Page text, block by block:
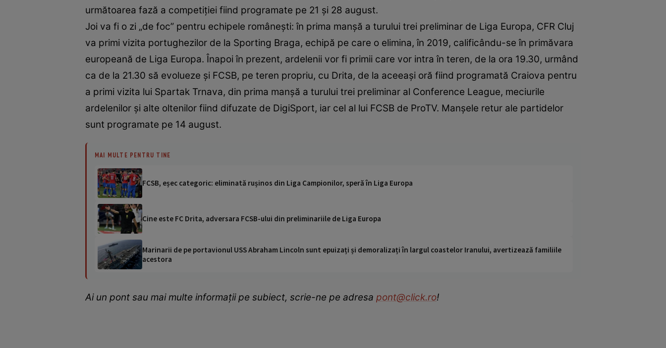
următoarea fază a competiției fiind programate pe 21 şi 28 august.
Joi va fi o zi „de foc” pentru echipele românești: în prima manșă a turului trei preliminar de Liga Europa, CFR Cluj
va primi vizita portughezilor de la Sporting Braga, echipă pe care o elimina, în 2019, calificându-se în primăvara
europeană de Liga Europa. Înapoi în prezent, ardelenii vor fi primii care vor intra în teren, de la ora 19.30, urmând
ca de la 21.30 să evolueze și FCSB, pe teren propriu, cu Drita, de la aceeași oră fiind programată Craiova pentru
a primi vizita lui Spartak Trnava, din prima manşă a turului trei preliminar al Conference League, meciurile
ardelenilor și alte oltenilor fiind difuzate de DigiSport, iar cel al lui FCSB de ProTV. Manșele retur ale partidelor
sunt programate pe 14 august.
MAI MULTE PENTRU TINE
FCSB, eșec categoric: eliminată rușinos din Liga Campionilor, speră în Liga Europa
Cine este FC Drita, adversara FCSB-ului din preliminariile de Liga Europa
Marinarii de pe portavionul USS Abraham Lincoln sunt epuizați și demoralizați în largul coastelor Iranului, avertizează familiile
acestora
Ai un pont sau mai multe informații pe subiect, scrie-ne pe adresa pont@click.ro!